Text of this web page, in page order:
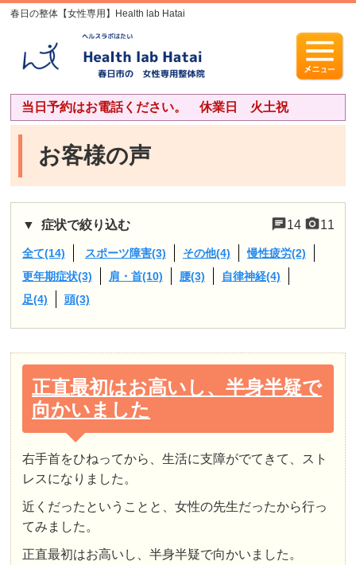
春日の整体【女性専用】Health lab Hatai
当日予約はお電話ください。 休業日 火土祝
お客様の声
14 11
症状で絞り込む
全て(14) スポーツ障害(3) その他(4)
慢性疲労(2)
更年期症状(3)
肩・首(10) 腰(3)
自律神経(4)
足(4)
頭(3)
正直最初はお高いし、半身半疑で
向かいました
右手首をひねってから、生活に支障がでてきて、スト
レスになりました。
近くだったということと、女性の先生だったから行っ
てみました。
正直最初はお高いし、半身半疑で向かいました。